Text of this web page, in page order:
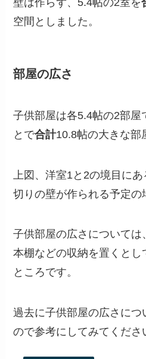
壁は作らず、5.4帖の2室を
空間としました。
部屋の広さ
子供部屋は各5.4帖の2部屋
とで合計10.8帖の大きな部
上図、洋室1と2の境目に
切りの壁が作られる予定の
子供部屋の広さについては
本棚などの収納を置くと
ところです。
過去に子供部屋の広さに
ので参考にしてみてくださ